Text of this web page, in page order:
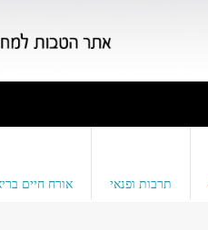
תרבות ופנאי אורח חיים